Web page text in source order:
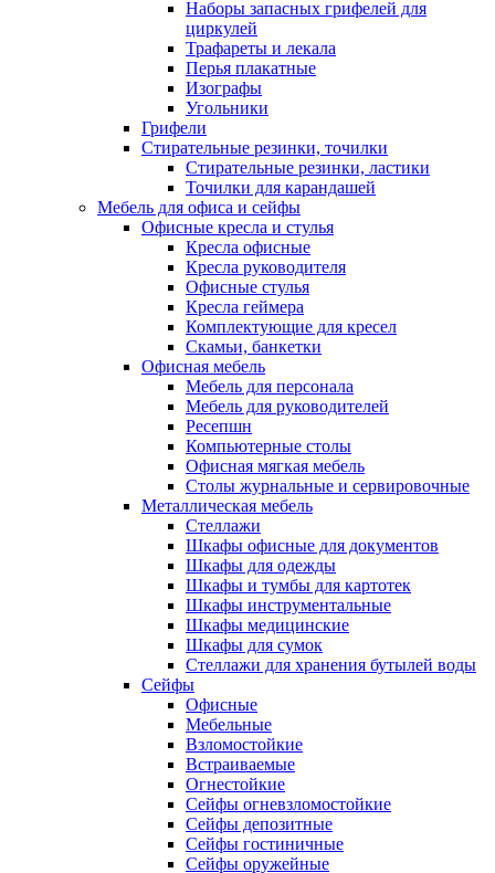
Наборы запасных грифелей для
циркулей
Трафареты и лекала
Перья плакатные
Изографы
Угольники
Грифели
Стирательные резинки, точилки
Стирательные резинки, ластики
Точилки для карандашей
Мебель для офиса и сейфы
Офисные кресла и стулья
Кресла офисные
Кресла руководителя
Офисные стулья
Кресла геймера
Комплектующие для кресел
Скамьи, банкетки
Офисная мебель
Мебель для персонала
Мебель для руководителей
Ресепшн
Компьютерные столы
Офисная мягкая мебель
Столы журнальные и сервировочные
Металлическая мебель
Стеллажи
Шкафы офисные для документов
Шкафы для одежды
Шкафы и тумбы для картотек
Шкафы инструментальные
Шкафы медицинские
Шкафы для сумок
Стеллажи для хранения бутылей воды
Сейфы
Офисные
Мебельные
Взломостойкие
Встраиваемые
Огнестойкие
Сейфы огневзломостойкие
Сейфы депозитные
Сейфы гостиничные
Сейфы оружейные